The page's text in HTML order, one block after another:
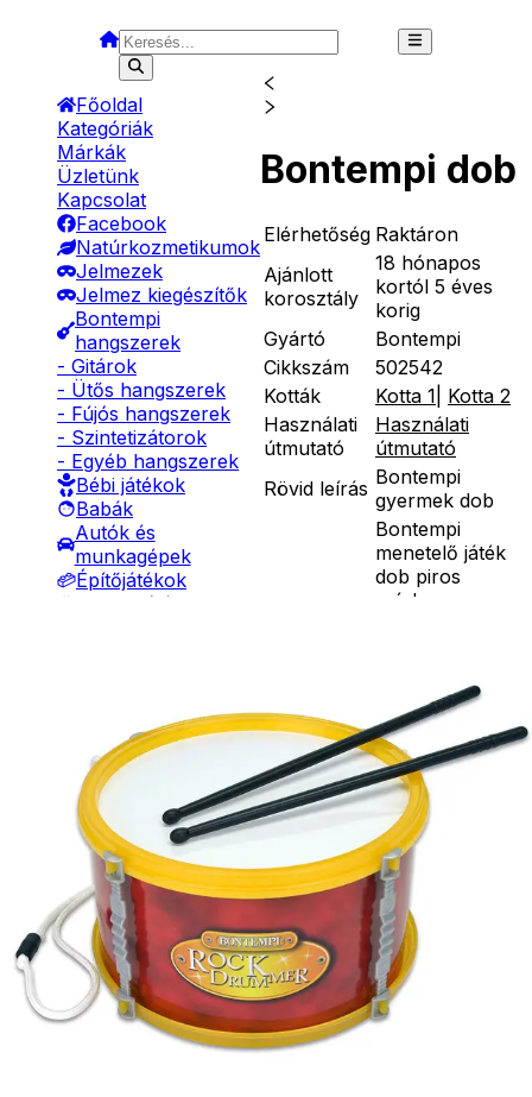
Főoldal
Kategóriák
Márkák
Üzletünk
Kapcsolat
Facebook
Natúrkozmetikumok
Jelmezek
Jelmez kiegészítők
Bontempi
hangszerek
- Gitárok
- Ütős hangszerek
- Fújós hangszerek
- Szintetizátorok
- Egyéb hangszerek
Bébi játékok
Babák
Autók és
munkagépek
Építőjátékok
Szerepjátékok
- Gyurmák
Társasjátékok
Asztali játékok
Nyári játékok
- Homokozójátékok
- Műanyag hajók
- Hinta, csúszda
- Ütők, dobálók
- Strandcikkek
- Egyéb nyári játékok
Lábbal hajtós
járművek
Téli játékok
Bontempi dob
Elérhetőség Raktáron
Ajánlott
korosztály
18 hónapos
kortól 5 éves
korig
Gyártó
Bontempi
Cikkszám
502542
Kották
Kotta 1 Kotta 2
Használati
útmutató
Használati
útmutató
Rövid leírás Bontempi
gyermek dob
Bontempi
menetelő játék
dob piros
színben.
vállpánttal.
Mérete: 210
mm.
Ár
4590Ft 4990
Darab
Kosárba
Szállítás:
- Csomagautomata: 1190
forinttól
- Házhozszállítás: 2190
forinttól
- Személyes átvétel:
ingyenesen